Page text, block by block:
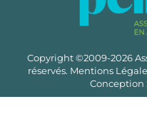
Copyright ©2009-2026
réservés. Mentions
Conception :